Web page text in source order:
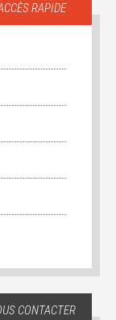
RAPIDE
CONTACTER